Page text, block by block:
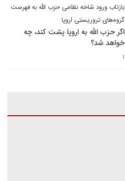
بازتاب ورود شاخه نظامی حزب الله به فهرست
گروه‌های تروریستی اروپا
اگر حزب الله به اروپا پشت کند، چه
خواهد شد؟